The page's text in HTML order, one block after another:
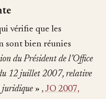
vérifie que les
sont bien réunies
du Président de l’Office
du 12 juillet 2007, relative
juridique » ,JO 2007,